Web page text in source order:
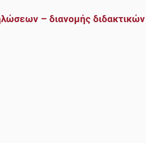
– διανομής